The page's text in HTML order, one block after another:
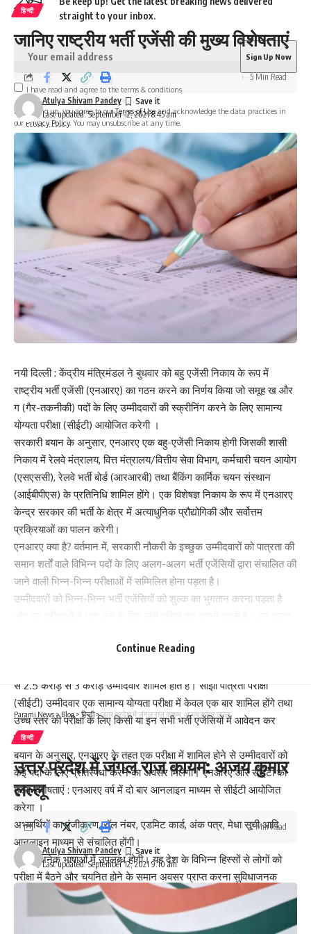
straight to your inbox.
I have read and agree to the terms & conditions
By signing up, you agree to ourTerms of Useand acknowledge the data practices in
our Privacy Policy. You may unsubscribe at any time.
Facebook
हिन्दी
जानिए राष्ट्रीय भर्ती एजेंसी की मुख्य विशेषताएं
Last updated: September 12, 2021 8:45 am
Atulya Shivam Pandey
5 Min Read
नयी दिल्ली : केंद्रीय मंत्रिमंडल ने बुधवार को बहु एजेंसी निकाय के रूप में
राष्ट्रीय भर्ती एजेंसी (एनआरए) का गठन करने का निर्णय किया जो समूह ख और
ग (गैर-तकनीकी) पदों के लिए उम्‍मीदवारों की स्‍क्रीनिंग करने के लिए सामान्य
योग्यता परीक्षा (सीईटी) आयोजित करेगी ।
सरकारी बयान के अनुसार, एनआरए एक बहु-एजेंसी निकाय होगी जिसकी शासी
निकाय में रेलवे मंत्रालय, वित्त मंत्रालय/वित्तीय सेवा विभाग, कर्मचारी चयन आयोग
(एसएससी), रेलवे भर्ती बोर्ड (आरआरबी) तथा बैंकिंग कार्मिक चयन संस्थान
(आईबीपीएस) के प्रतिनिधि शामिल होंगे। एक विशेषज्ञ निकाय के रूप में एनआरए
केन्द्र सरकार की भर्ती के क्षेत्र में अत्याधुनिक प्रौद्योगिकी और सर्वोत्तम
प्रक्रियाओं का पालन करेगी।
एनआरए क्या है? वर्तमान में, सरकारी नौकरी के इच्छुक उम्‍मीदवारों को पात्रता की
समान शर्तों वाले विभिन्‍न पदों के लिए अलग-अलग भर्ती एजेंसियों द्वारा संचालित की
जाने वाली भिन्न-भिन्न परीक्षाओं में सम्मिलित होना पड़ता है।
उम्‍मीदवारों को भिन्‍न-भिन्‍न भर्ती एजेंसियों को शुल्‍क का भुगतान करना पड़ता है
बोझ पड़ता हैं। इसमें बार-बार होने वाले खर्च, कानून और व्यवस्था/सुरक्षा संबंधी
से 2.5 करोड़ से 3 करोड़ उम्मीदवार शामिल होते हैं। साझी पात्रता परीक्षा
(सीईटी) उम्मीदवार एक सामान्य योग्यता परीक्षा में केवल एक बार शामिल होंगे तथा
उच्च स्तर की परीक्षा के लिए किसी या इन सभी भर्ती एजेंसियों में आवेदन कर
पाएंगे।
बयान के अनुसार, एनआरए के तहत एक परीक्षा में शामिल होने से उम्मीदवारों को
कई पदों के लिए प्रतिस्पर्धा करने का अवसर मिलेगा। एनआरए और सीईटी की
मुख्य विशेषताएं : एनआरए वर्ष में दो बार आनलाइन माध्यम से सीईटी आयोजित
करेगा ।
अभ्यार्थियों का पंजीकरण, रॉल नंबर, एडमिट कार्ड, अंक पत्र, मेधा सूची आदि
आनलाइन माध्यम से संचालित होंगी।
सीईटी अनेक भाषाओं में उपलब्ध होगी। यह देश के विभिन्न हिस्सों से लोगों को
परीक्षा में बैठने और चयनित होने के समान अवसर प्राप्त करना सुविधाजनक
सीईटी बहु विकल्प प्रश्नों पर आधारित परीक्षा होगी और इसका स्कोरकार्ड तीन वर्षो
Continue Reading
Parami News >Blog> हिन्दी>उत्तर प्रदेश में जंगल राज कायम: अजय कुमार लल्लू
हिन्दी
उत्तर प्रदेश में जंगल राज कायम: अजय कुमार
लल्लू
Last updated: September 12, 2021 9:10 am
Atulya Shivam Pandey
2 Min Read